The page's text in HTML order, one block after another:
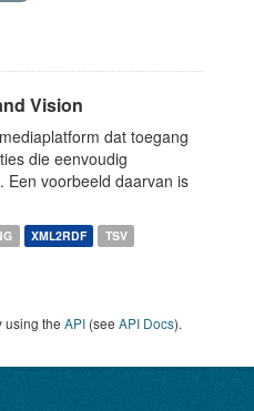
Vision
dat toegang
die eenvoudig
Een voorbeeld daarvan is
XML2RDF TSV
using the API (see API Docs).